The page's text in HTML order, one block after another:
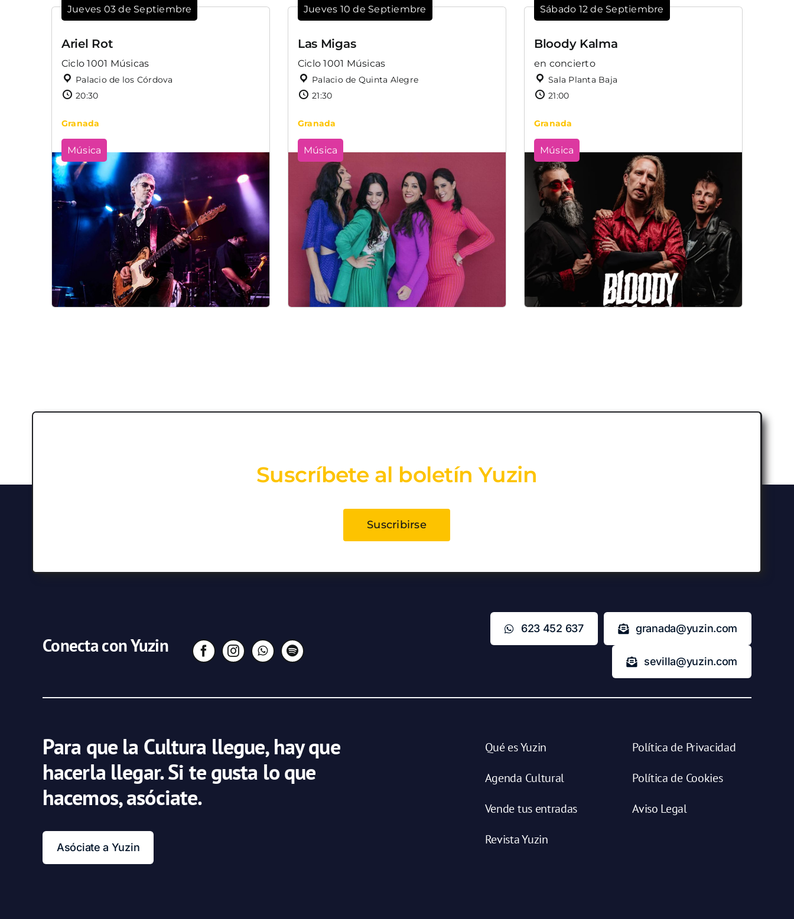
Jueves 03 de Septiembre
Ariel Rot
Ciclo 1001 Músicas
Palacio de los Córdova
20:30
Granada
Música
Jueves 10 de Septiembre
Las Migas
Ciclo 1001 Músicas
Palacio de Quinta Alegre
21:30
Granada
Música
Sábado 12 de Septiembre
Bloody Kalma
en concierto
Sala Planta Baja
21:00
Granada
Música
Suscríbete al boletín Yuzin
Suscribirse
Conecta con Yuzin
623 452 637 granada@yuzin.com
sevilla@yuzin.com
Para que la Cultura llegue, hay que
hacerla llegar. Si te gusta lo que
hacemos, asóciate.
Asóciate a Yuzin
Qué es Yuzin
Agenda Cultural
Vende tus entradas
Revista Yuzin
Política de Privacidad
Política de Cookies
Aviso Legal